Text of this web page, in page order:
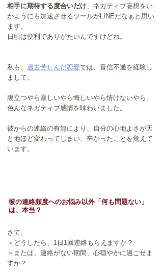
相手に期待する度合いだけ 、ネガティブ妄想をい
かようにも加速させるツールがLINEだなぁと思い
ます。
日頃は便利でありがたいんですけどね。
私も、 過去苦しんだ恋愛では、音信不通を経験し
まして。
腹立つやら寂しいやら悔しいやら情けないやら、
色んなネガティブ感情を味わいました。
彼からの連絡の有無により、自分の心地よさが天
と地ほど変わってしまい、辛かったことを覚えて
います。
彼の連絡頻度へのお悩み以外「何も問題ない」
は、本当？
さて、
＞どうしたら、1日1回連絡もらえますか？
＞または、連絡がない期間、心穏やかに過ごせま
すか？